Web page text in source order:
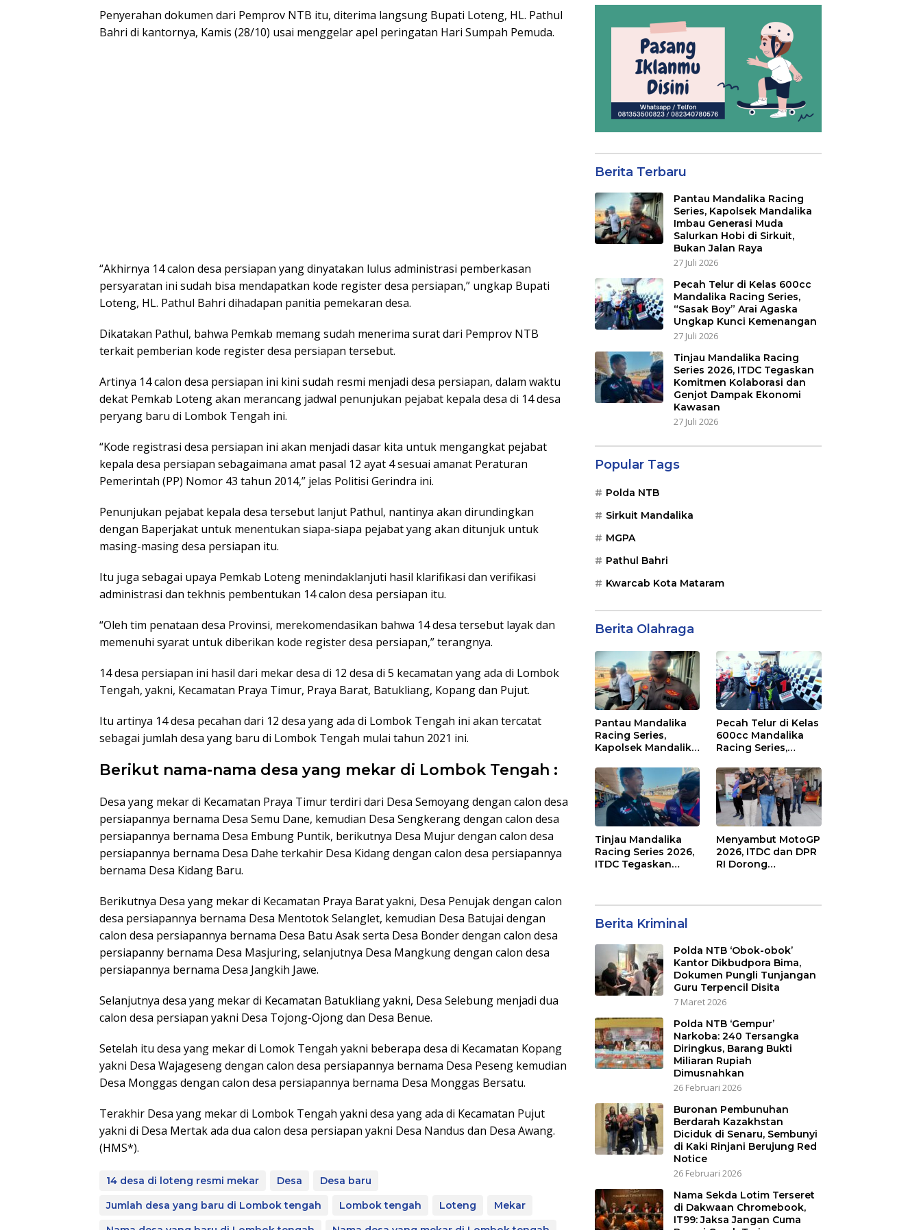
Penyerahan dokumen dari Pemprov NTB itu, diterima langsung Bupati Loteng, HL. Pathul
Bahri di kantornya, Kamis (28/10) usai menggelar apel peringatan Hari Sumpah Pemuda.
“Akhirnya 14 calon desa persiapan yang dinyatakan lulus administrasi pemberkasan
persyaratan ini sudah bisa mendapatkan kode register desa persiapan,” ungkap Bupati
Loteng, HL. Pathul Bahri dihadapan panitia pemekaran desa.
Dikatakan Pathul, bahwa Pemkab memang sudah menerima surat dari Pemprov NTB
terkait pemberian kode register desa persiapan tersebut.
Artinya 14 calon desa persiapan ini kini sudah resmi menjadi desa persiapan, dalam waktu
dekat Pemkab Loteng akan merancang jadwal penunjukan pejabat kepala desa di 14 desa
peryang baru di Lombok Tengah ini.
“Kode registrasi desa persiapan ini akan menjadi dasar kita untuk mengangkat pejabat
kepala desa persiapan sebagaimana amat pasal 12 ayat 4 sesuai amanat Peraturan
Pemerintah (PP) Nomor 43 tahun 2014,” jelas Politisi Gerindra ini.
Penunjukan pejabat kepala desa tersebut lanjut Pathul, nantinya akan dirundingkan
dengan Baperjakat untuk menentukan siapa-siapa pejabat yang akan ditunjuk untuk
masing-masing desa persiapan itu.
Itu juga sebagai upaya Pemkab Loteng menindaklanjuti hasil klarifikasi dan verifikasi
administrasi dan tekhnis pembentukan 14 calon desa persiapan itu.
“Oleh tim penataan desa Provinsi, merekomendasikan bahwa 14 desa tersebut layak dan
memenuhi syarat untuk diberikan kode register desa persiapan,” terangnya.
14 desa persiapan ini hasil dari mekar desa di 12 desa di 5 kecamatan yang ada di Lombok
Tengah, yakni, Kecamatan Praya Timur, Praya Barat, Batukliang, Kopang dan Pujut.
Itu artinya 14 desa pecahan dari 12 desa yang ada di Lombok Tengah ini akan tercatat
sebagai jumlah desa yang baru di Lombok Tengah mulai tahun 2021 ini.
Berikut nama-nama desa yang mekar di Lombok Tengah :
Desa yang mekar di Kecamatan Praya Timur terdiri dari Desa Semoyang dengan calon desa
persiapannya bernama Desa Semu Dane, kemudian Desa Sengkerang dengan calon desa
persiapannya bernama Desa Embung Puntik, berikutnya Desa Mujur dengan calon desa
persiapannya bernama Desa Dahe terkahir Desa Kidang dengan calon desa persiapannya
bernama Desa Kidang Baru.
Berikutnya Desa yang mekar di Kecamatan Praya Barat yakni, Desa Penujak dengan calon
desa persiapannya bernama Desa Mentotok Selanglet, kemudian Desa Batujai dengan
calon desa persiapannya bernama Desa Batu Asak serta Desa Bonder dengan calon desa
persiapanny bernama Desa Masjuring, selanjutnya Desa Mangkung dengan calon desa
persiapannya bernama Desa Jangkih Jawe.
Selanjutnya desa yang mekar di Kecamatan Batukliang yakni, Desa Selebung menjadi dua
calon desa persiapan yakni Desa Tojong-Ojong dan Desa Benue.
Setelah itu desa yang mekar di Lomok Tengah yakni beberapa desa di Kecamatan Kopang
yakni Desa Wajageseng dengan calon desa persiapannya bernama Desa Peseng kemudian
Desa Monggas dengan calon desa persiapannya bernama Desa Monggas Bersatu.
Terakhir Desa yang mekar di Lombok Tengah yakni desa yang ada di Kecamatan Pujut
yakni di Desa Mertak ada dua calon desa persiapan yakni Desa Nandus dan Desa Awang.
(HMS*).
14 desa di loteng resmi mekar Desa
Desa baru
Jumlah desa yang baru di Lombok tengah
Lombok tengah Loteng
Mekar
Berita Terbaru
Pantau Mandalika Racing
Series, Kapolsek Mandalika
Imbau Generasi Muda
Salurkan Hobi di Sirkuit,
Bukan Jalan Raya
27 Juli 2026
Pecah Telur di Kelas 600cc
Mandalika Racing Series,
“Sasak Boy” Arai Agaska
Ungkap Kunci Kemenangan
27 Juli 2026
Tinjau Mandalika Racing
Series 2026, ITDC Tegaskan
Komitmen Kolaborasi dan
Genjot Dampak Ekonomi
Kawasan
27 Juli 2026
Popular Tags
Polda NTB
Sirkuit Mandalika
MGPA
Pathul Bahri
Kwarcab Kota Mataram
Berita Olahraga
Pantau Mandalika
Racing Series,
Kapolsek Mandalika
Muda Salurkan Hobi
di Sirkuit, Bukan
Jalan Raya
Pecah Telur di Kelas
600cc Mandalika
Racing Series,
Agaska Ungkap
Kunci Kemenangan
Tinjau Mandalika
Racing Series 2026,
ITDC Tegaskan
Menyambut MotoGP
2026, ITDC dan DPR
RI Dorong
Berita Kriminal
Polda NTB ‘Obok-obok’
Kantor Dikbudpora Bima,
Dokumen Pungli Tunjangan
Guru Terpencil Disita
7 Maret 2026
Polda NTB ‘Gempur’
Narkoba: 240 Tersangka
Diringkus, Barang Bukti
Miliaran Rupiah
Dimusnahkan
26 Februari 2026
Buronan Pembunuhan
Berdarah Kazakhstan
Diciduk di Senaru, Sembunyi
di Kaki Rinjani Berujung Red
Notice
26 Februari 2026
Nama Sekda Lotim Terseret
di Dakwaan Chromebook,
IT99: Jaksa Jangan Cuma